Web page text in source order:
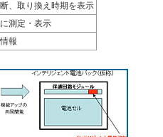
、取り換え時期を表示
測定・表示
報